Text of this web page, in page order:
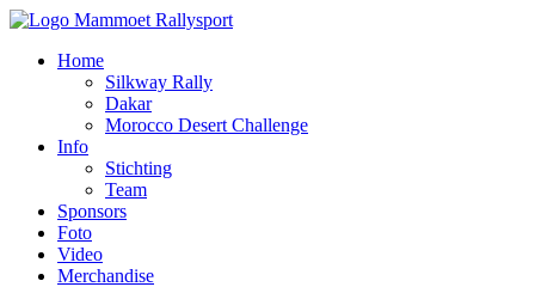
Home
Silkway Rally
Dakar
Morocco Desert Challenge
Info
Stichting
Team
Sponsors
Foto
Video
Merchandise